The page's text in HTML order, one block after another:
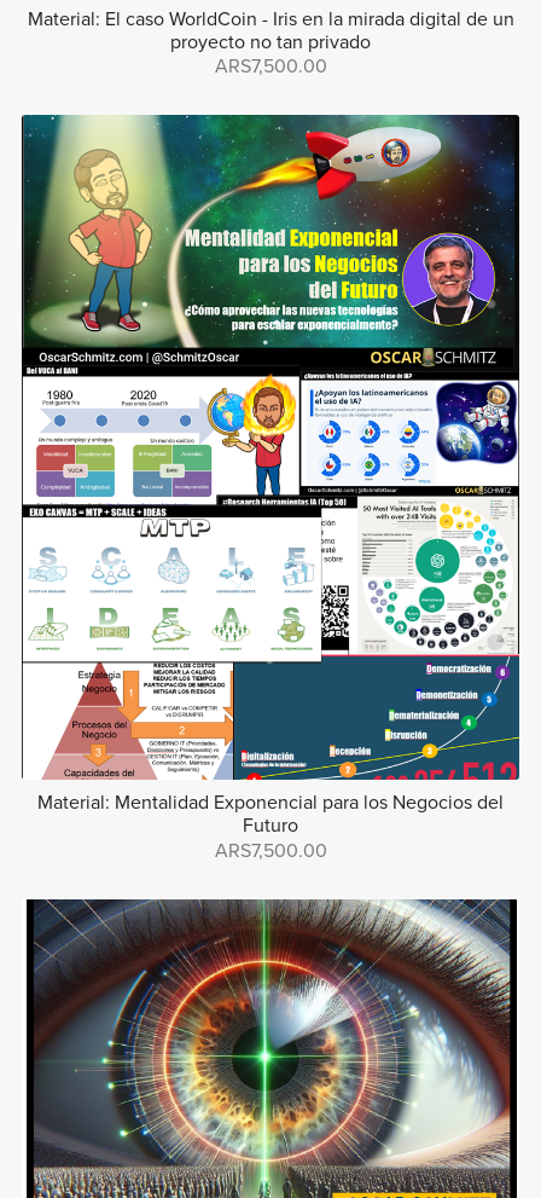
Material: El caso WorldCoin - Iris en la mirada digital de un
proyecto no tan privado
ARS7,500.00
Material: Mentalidad Exponencial para los Negocios del
Futuro
ARS7,500.00